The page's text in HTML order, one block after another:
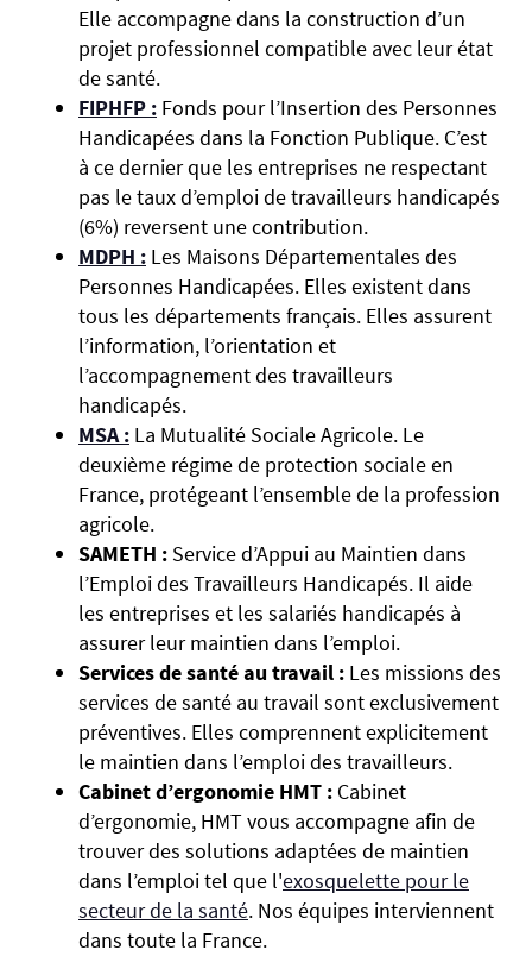
Elle accompagne dans la construction d’un
projet professionnel compatible avec leur état
de santé.
FIPHFP : Fonds pour l’Insertion des Personnes
Handicapées dans la Fonction Publique. C’est
à ce dernier que les entreprises ne respectant
pas le taux d’emploi de travailleurs handicapés
(6%) reversent une contribution.
MDPH : Les Maisons Départementales des
Personnes Handicapées. Elles existent dans
tous les départements français. Elles assurent
l’information, l’orientation et
l’accompagnement des travailleurs
handicapés.
MSA : La Mutualité Sociale Agricole. Le
deuxième régime de protection sociale en
France, protégeant l’ensemble de la profession
agricole.
SAMETH : Service d’Appui au Maintien dans
l’Emploi des Travailleurs Handicapés. Il aide
les entreprises et les salariés handicapés à
assurer leur maintien dans l’emploi.
Services de santé au travail : Les missions des
services de santé au travail sont exclusivement
préventives. Elles comprennent explicitement
le maintien dans l’emploi des travailleurs.
Cabinet d’ergonomie HMT : Cabinet
d’ergonomie, HMT vous accompagne afin de
trouver des solutions adaptées de maintien
dans l’emploi tel que l'exosquelette pour le
secteur de la santé. Nos équipes interviennent
dans toute la France.